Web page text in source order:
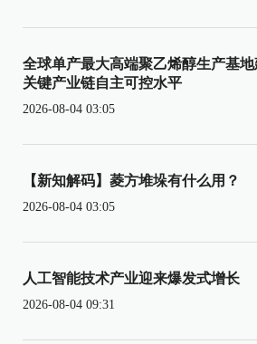
全球单产最大高端聚乙烯醇生产基
关键产业链自主可控水平
2026-08-04 03:05
【新知解码】菱方堆垛有什么用？
2026-08-04 03:05
人工智能技术产业迎来爆发式增长
2026-08-04 09:31